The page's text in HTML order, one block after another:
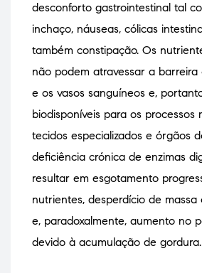
desconforto gastrointestinal tal
inchaço, náuseas, cólicas
também constipação. Os
não podem atravessar a
e os vasos sanguíneos e,
biodisponíveis para os processos
tecidos especializados e órgãos
deficiência crónica de enzimas
resultar em esgotamento
nutrientes, desperdício de
e, paradoxalmente, aumento no
devido à acumulação de gordura.